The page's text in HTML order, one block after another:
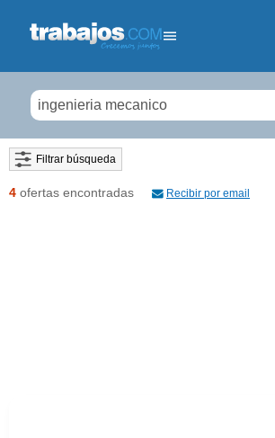
Filtrar búsqueda
4 ofertas encontradas Recibir por email